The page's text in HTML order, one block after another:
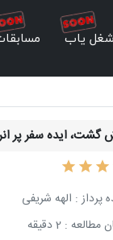
شغل یاب
گشت، ایده سفر پر
پرداز : الهه شریفی
مطالعه : 2 دقیقه